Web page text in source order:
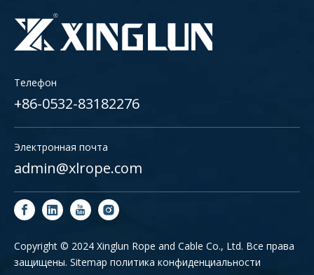
Телефон
+86-0532-83182276
Электронная почта
admin@xlrope.com
Copyright © 2024 Xinglun Rope and Cable Co., Ltd. Все права
защищены. Sitemap политика конфиденциальности